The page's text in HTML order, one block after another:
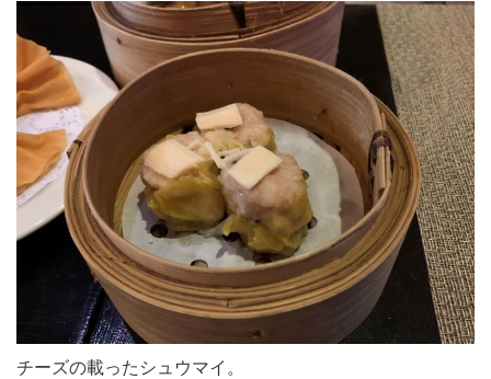
チーズの載ったシュウマイ。